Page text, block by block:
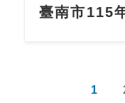
臺南市115
1